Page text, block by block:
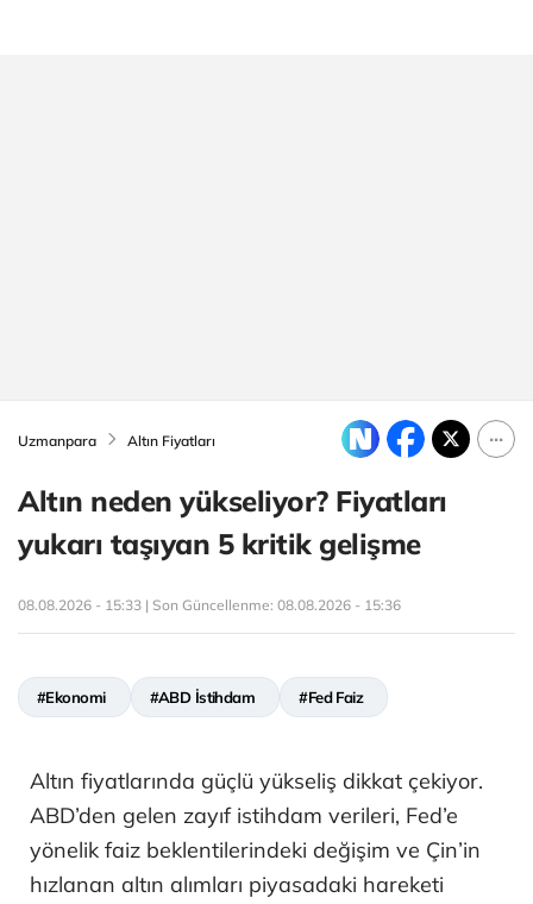
Uzmanpara Altın Fiyatları
Altın neden yükseliyor? Fiyatları
yukarı taşıyan 5 kritik gelişme
08.08.2026 - 15:33 | Son Güncellenme: 08.08.2026 - 15:36
#Ekonomi #ABD İstihdam #Fed Faiz
Altın fiyatlarında güçlü yükseliş dikkat çekiyor.
ABD’den gelen zayıf istihdam verileri, Fed’e
yönelik faiz beklentilerindeki değişim ve Çin’in
hızlanan altın alımları piyasadaki hareketi